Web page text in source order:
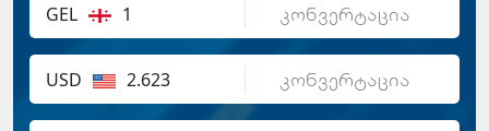
GEL 1
USD 2.623